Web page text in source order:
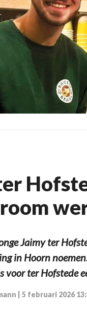
Jaimy ter
in Hoorn
voor ter Hofstede
5 februari 2026